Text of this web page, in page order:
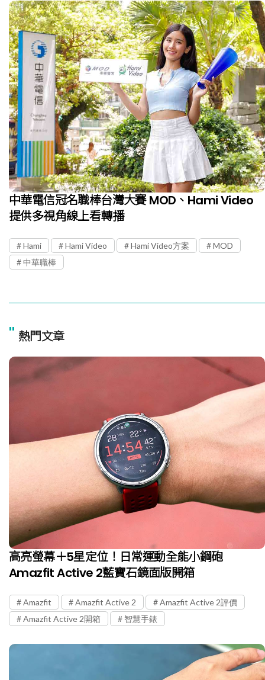
中華電信冠名職棒台灣大賽 MOD、Hami Video
提供多視角線上看轉播
Hami Hami Video Hami Video方案
MOD
中華職棒
" 熱門文章
高亮螢幕＋5星定位！日常運動全能小鋼砲
Amazfit Active 2藍寶石鏡面版開箱
Amazfit Amazfit Active 2
Amazfit Active 2評價
Amazfit Active 2開箱
智慧手錶